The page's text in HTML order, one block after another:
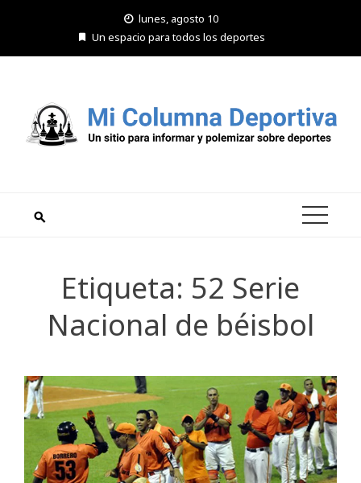
lunes, agosto 10
Un espacio para todos los deportes
Etiqueta: 52 Serie
Nacional de béisbol